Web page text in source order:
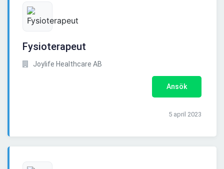
Fysioterapeut
Joylife Healthcare AB
Ansök
5 april 2023